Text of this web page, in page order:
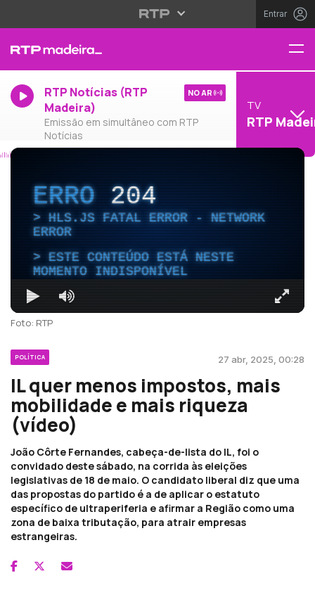
Entrar
RTP Notícias (RTP
Madeira)
Emissão em simultâneo com RTP
Notícias
NO AR
TV
RTP
ERRO204
HLS.JS FATAL ERROR - NETWORK
ERROR
ESTE CONTEÚDO ESTÁ NESTE
MOMENTO INDISPONÍVEL
Foto: RTP
POLÍTICA 27 abr, 2025, 00:28
IL quer menos impostos, mais
mobilidade e mais riqueza
(vídeo)
João Côrte Fernandes, cabeça-de-lista do IL, foi o
convidado deste sábado, na corrida às eleições
legislativas de 18 de maio. O candidato liberal diz que uma
das propostas do partido é a de aplicar o estatuto
específico de ultraperiferia e afirmar a Região como uma
zona de baixa tributação, para atrair empresas
estrangeiras.